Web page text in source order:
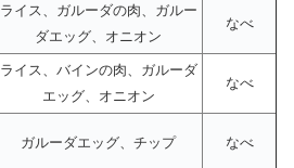
ライス、ガルーダの肉、ガルー
ダエッグ、オニオン
なべ
ライス、バインの肉、ガルーダ
エッグ、オニオン
なべ
ガルーダエッグ、チップ なべ